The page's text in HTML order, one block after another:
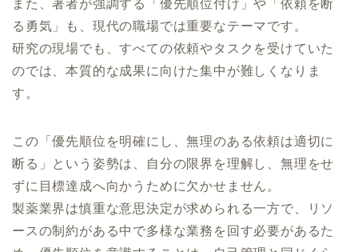
また、著者が強調する「優先順位付け」や「依頼を断
る勇気」も、現代の職場では重要なテーマです。
研究の現場でも、すべての依頼やタスクを受けていた
のでは、本質的な成果に向けた集中が難しくなりま
す。
この「優先順位を明確にし、無理のある依頼は適切に
断る」という姿勢は、自分の限界を理解し、無理をせ
ずに目標達成へ向かうために欠かせません。
製薬業界は慎重な意思決定が求められる一方で、リソ
ースの制約がある中で多様な業務を回す必要があるた